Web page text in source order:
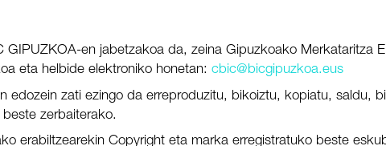
GIPUZKOA-en jabetzakoa da, zeina Gipuzkoako Merkataritza
eta helbide elektroniko honetan: cbic@bicgipuzkoa.eus
zati ezingo da erreproduzitu, bikoiztu, kopiatu, saldu,
zerbaiterako.
erabiltzearekin Copyright eta marka erregistratuko beste